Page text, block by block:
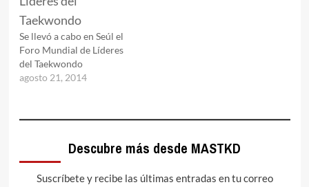
Se llevó a cabo en Seúl el
Foro Mundial de Líderes
del Taekwondo
agosto 21, 2014
Descubre más desde MASTKD
Suscríbete y recibe las últimas entradas en tu correo